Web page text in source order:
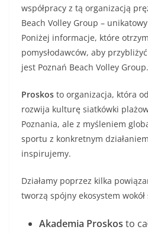
współpracy z tą organizacją
Beach Volley Group –
Poniżej informacje, które
pomysłodawców, aby
jest Poznań Beach Volley Group.
Proskos to organizacja, która
rozwija kulturę siatkówki
Poznania, ale z myśleniem
sportu z konkretnym
inspirujemy.
Działamy poprzez kilka
tworzą spójny ekosystem
Akademia Proskos to